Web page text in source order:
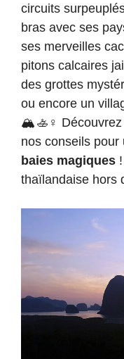
circuits
bras avec ses
ses merveilles
pitons calcaires
des grottes
ou encore un
🏔️🚣♀️ Découvrez
nos conseils pour
baies magiques
thaïlandaise hors